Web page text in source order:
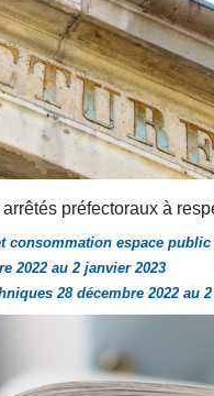
préfectoraux à
espace public
2022 au 2 janvier 2023
28 décembre 2022 au